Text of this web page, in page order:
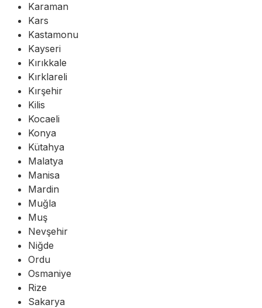
Karaman
Kars
Kastamonu
Kayseri
Kırıkkale
Kırklareli
Kırşehir
Kilis
Kocaeli
Konya
Kütahya
Malatya
Manisa
Mardin
Muğla
Muş
Nevşehir
Niğde
Ordu
Osmaniye
Rize
Sakarya